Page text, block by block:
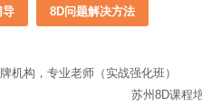
导 8D问题解决方法
机构，专业老师（实战强化班）
苏州8D课程